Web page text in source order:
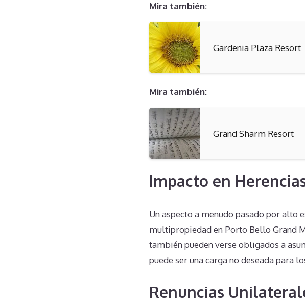
Mira también:
Gardenia Plaza Resort
Mira también:
Grand Sharm Resort
Impacto en
Un aspecto a menudo pasado por alto
multipropiedad en Porto Bello Grand
también pueden verse obligados a
puede ser una carga no deseada para
Renuncias